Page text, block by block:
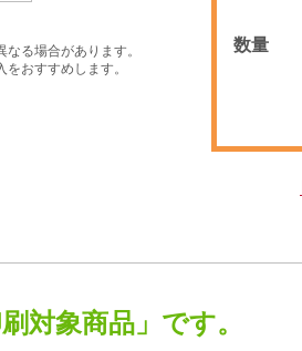
る場合があります。
おすすめします。
数量
対象商品」です。